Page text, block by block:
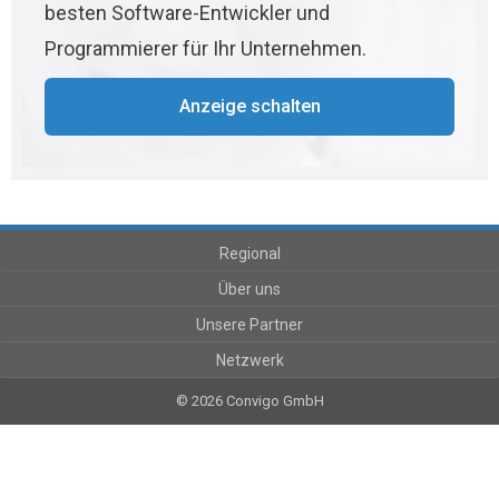
besten Software-Entwickler und
Programmierer für Ihr Unternehmen.
Anzeige schalten
Regional
Über uns
Unsere Partner
Netzwerk
© 2026 Convigo GmbH